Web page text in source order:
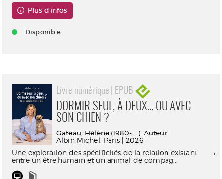
Plus d'infos
Disponible
Livre numérique | EPUB
DORMIR SEUL, À DEUX... OU AVEC
SON CHIEN ?
Gateau, Hélène (1980-....). Auteur
Albin Michel. Paris | 2026
Une exploration des spécificités de la relation existant
entre un être humain et un animal de compag...